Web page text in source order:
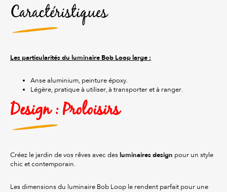
Caractéristiques
Les particularités du luminaire Bob Loop large :
Anse aluminium, peinture époxy.
Légère, pratique à utiliser, à transporter et à ranger.
Design : Proloisirs
Créez le jardin de vos rêves avec des luminaires design pour un style
chic et contemporain.
Les dimensions du luminaire Bob Loop le rendent parfait pour une